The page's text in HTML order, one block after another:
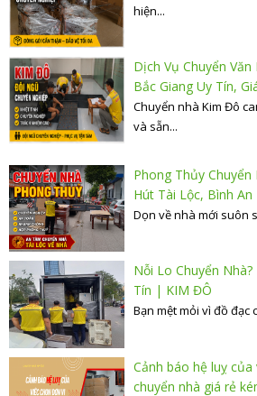
hiện...
Dịch Vụ Chuyển
Bắc Giang Uy Tín,
Chuyển nhà Kim Đô
và sẵn...
Phong Thủy
Hút Tài Lộc, Bình An
Dọn về nhà mới suôn
Nỗi Lo Chuyển
Tín | KIM ĐÔ
Bạn mệt mỏi vì đồ đạc
Cảnh báo hệ luỵ
chuyển nhà giá rẻ